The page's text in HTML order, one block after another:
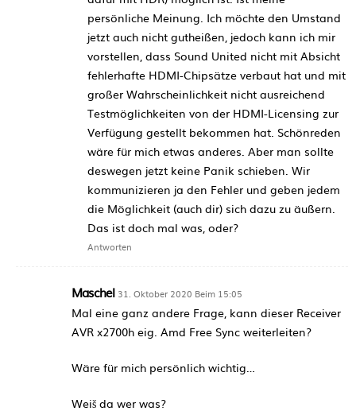
persönliche Meinung. Ich möchte den Umstand
jetzt auch nicht gutheißen, jedoch kann ich mir
vorstellen, dass Sound United nicht mit Absicht
fehlerhafte HDMI-Chipsätze verbaut hat und mit
großer Wahrscheinlichkeit nicht ausreichend
Testmöglichkeiten von der HDMI-Licensing zur
Verfügung gestellt bekommen hat. Schönreden
wäre für mich etwas anderes. Aber man sollte
deswegen jetzt keine Panik schieben. Wir
kommunizieren ja den Fehler und geben jedem
die Möglichkeit (auch dir) sich dazu zu äußern.
Das ist doch mal was, oder?
Antworten
Maschel 31. Oktober 2020 Beim 15:05
Mal eine ganz andere Frage, kann dieser Receiver
AVR x2700h eig. Amd Free Sync weiterleiten?
Wäre für mich persönlich wichtig…
Weiš da wer was?